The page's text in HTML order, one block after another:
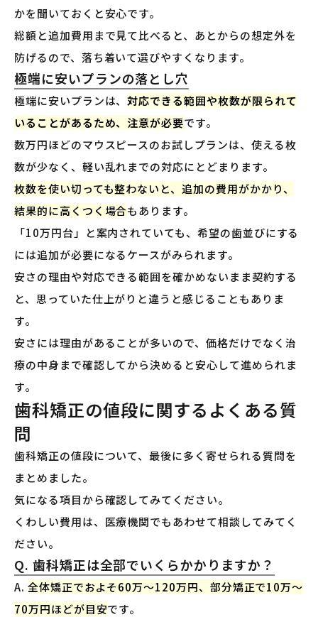
かを聞いておくと安心です。
総額と追加費用まで見て比べると、あとからの想定外を
防げるので、落ち着いて選びやすくなります。
極端に安いプランの落とし穴
極端に安いプランは、対応できる範囲や枚数が限られて
いることがあるため、注意が必要です。
数万円ほどのマウスピースのお試しプランは、使える枚
数が少なく、軽い乱れまでの対応にとどまります。
枚数を使い切っても整わないと、追加の費用がかかり、
結果的に高くつく場合もあります。
「10万円台」と案内されていても、希望の歯並びにする
には追加が必要になるケースがみられます。
安さの理由や対応できる範囲を確かめないまま契約する
と、思っていた仕上がりと違うと感じることもありま
す。
安さには理由があることが多いので、価格だけでなく治
療の中身まで確認してから決めると安心して進められま
す。
歯科矯正の値段に関するよくある質
問
歯科矯正の値段について、最後に多く寄せられる質問を
まとめました。
気になる項目から確認してみてください。
くわしい費用は、医療機関でもあわせて相談してみてく
ださい。
Q. 歯科矯正は全部でいくらかかりますか？
A. 全体矯正でおよそ60万〜120万円、部分矯正で10万〜
70万円ほどが目安です。